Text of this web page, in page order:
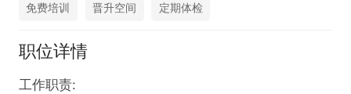
免费培训 晋升空间 定期体检
职位详情
工作职责: